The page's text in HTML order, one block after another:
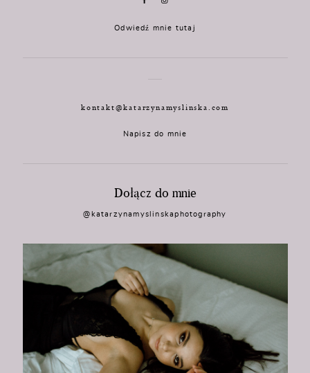
Odwiedź mnie tutaj
kontakt@katarzynamyslinska.com
Napisz do mnie
Dołącz do mnie
@katarzynamyslinskaphotography